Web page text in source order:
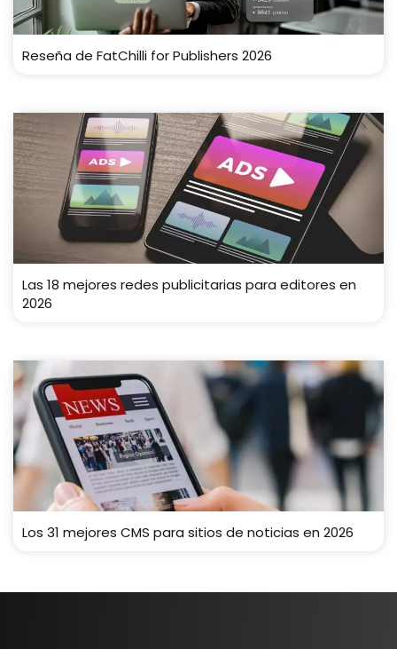
Reseña de FatChilli for Publishers 2026
Las 18 mejores redes publicitarias para editores en
2026
Los 31 mejores CMS para sitios de noticias en 2026